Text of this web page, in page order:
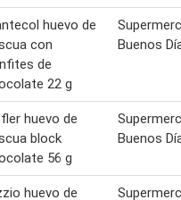
huevo de
con
de
22 g
Buenos
huevo de
block
56 g
Buenos
huevo de